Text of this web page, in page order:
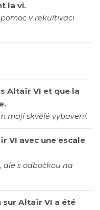
la vi.
v rekultivaci
Altaïr VI et que la
mají skvělé vybavení.
VI avec une escale
ale s odbočkou na
sur Altaïr VI a été